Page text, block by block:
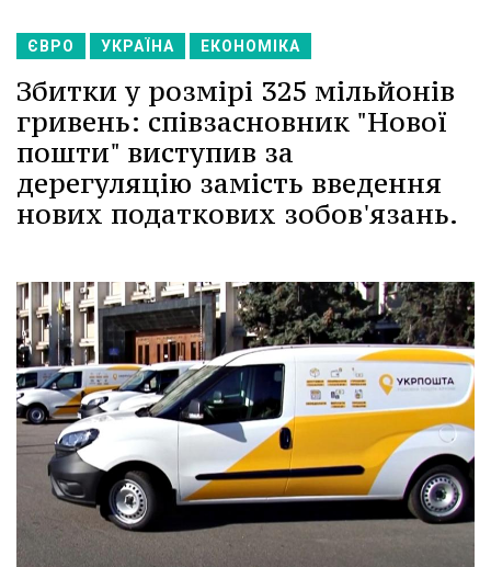
ЄВРО УКРАЇНА ЕКОНОМІКА
Збитки у розмірі 325 мільйонів
гривень: співзасновник "Нової
пошти" виступив за
дерегуляцію замість введення
нових податкових зобов'язань.